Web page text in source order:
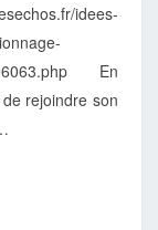
idees-
En
rejoindre son